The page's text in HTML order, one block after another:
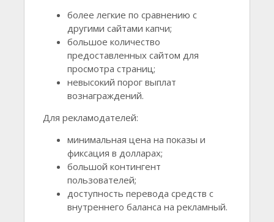
более легкие по сравнению с
другими сайтами капчи;
большое количество
предоставленных сайтом для
просмотра страниц;
невысокий порог выплат
вознаграждений.
Для рекламодателей:
минимальная цена на показы и
фиксация в долларах;
большой контингент
пользователей;
доступность перевода средств с
внутреннего баланса на рекламный.